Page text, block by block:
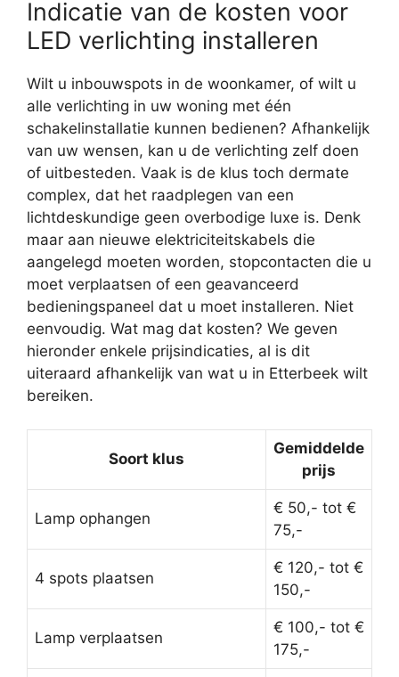
Indicatie van de kosten voor
LED verlichting installeren
Wilt u inbouwspots in de woonkamer, of wilt u
alle verlichting in uw woning met één
schakelinstallatie kunnen bedienen? Afhankelijk
van uw wensen, kan u de verlichting zelf doen
of uitbesteden. Vaak is de klus toch dermate
complex, dat het raadplegen van een
lichtdeskundige geen overbodige luxe is. Denk
maar aan nieuwe elektriciteitskabels die
aangelegd moeten worden, stopcontacten die u
moet verplaatsen of een geavanceerd
bedieningspaneel dat u moet installeren. Niet
eenvoudig. Wat mag dat kosten? We geven
hieronder enkele prijsindicaties, al is dit
uiteraard afhankelijk van wat u in Etterbeek wilt
bereiken.
Soort klus
Gemiddelde
prijs
Lamp ophangen
€ 50,- tot €
75,-
4 spots plaatsen
€ 120,- tot €
150,-
Lamp verplaatsen
€ 100,- tot €
175,-